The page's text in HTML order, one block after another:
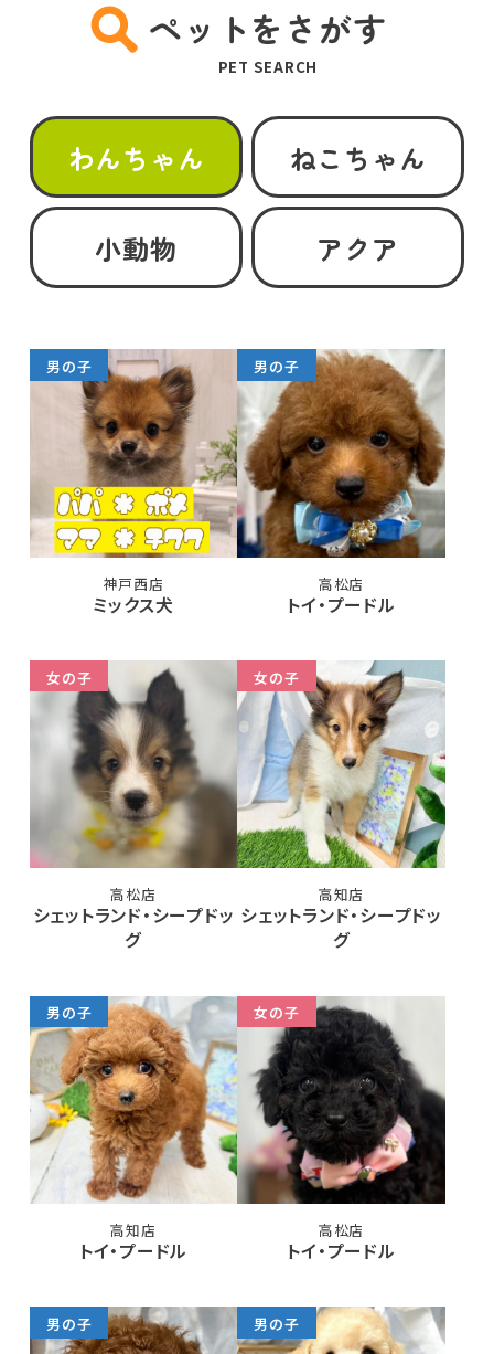
ペットをさがす
PET SEARCH
わんちゃん ねこちゃん
小動物 アクア
男の子
神戸西店
ミックス犬
男の子
高松店
トイ・プードル
女の子
高松店
シェットランド・シープドッ
グ
女の子
高知店
シェットランド・シープドッ
グ
男の子
高知店
トイ・プードル
女の子
高松店
トイ・プードル
男の子 男の子